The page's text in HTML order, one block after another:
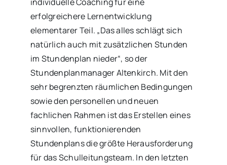
erfolgreichere Lernentwicklung
elementarer Teil. „Das alles schlägt sich
natürlich auch mit zusätzlichen Stunden
im Stundenplan nieder“, so der
Stundenplanmanager Altenkirch. Mit den
sehr begrenzten räumlichen Bedingungen
sowie den personellen und neuen
fachlichen Rahmen ist das Erstellen eines
sinnvollen, funktionierenden
Stundenplans die größte Herausforderung
für das Schulleitungsteam. In den letzten